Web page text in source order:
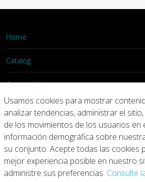
Home
Catalog
Contact Us
Login
Home Catalog Contact Us
Copyright © 2026 Arconic
Usamos cookies para mostrar
analizar tendencias, administrar el
de los movimientos de los usuarios en
información demográfica sobre
su conjunto. Acepte todas las cookies
mejor experiencia posible en nuestro
administre sus preferencias. Consulte